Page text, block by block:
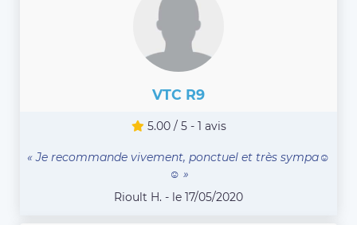
VTC R9
5.00 / 5 - 1 avis
« Je recommande vivement, ponctuel et très sympa☺️
☺️ »
Rioult H. - le 17/05/2020